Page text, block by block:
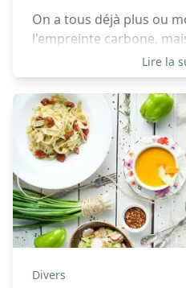
On a tous déjà plus ou
l'empreinte carbone,
exactement ? C'est un
se rendre compte de
une personne sur
de ses choix de vie.
important de calculer
avec des sources
identifier comment
ci.
Lire la
Divers